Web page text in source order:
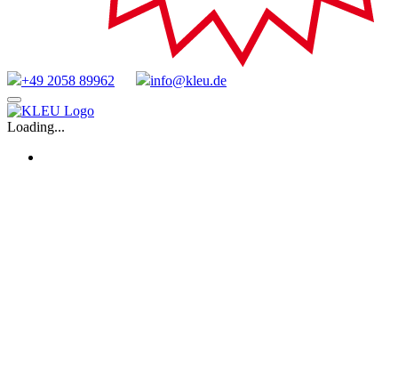
+49 2058 89962
info@kleu.de
Zum
Inhalt
Loading...